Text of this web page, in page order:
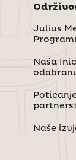
Julius
Naša
Naše